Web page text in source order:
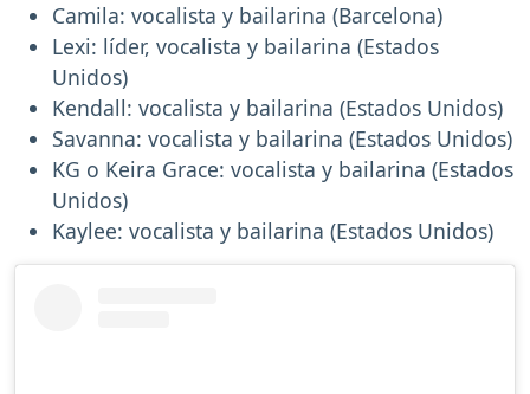
Camila: vocalista y bailarina (Barcelona)
Lexi: líder, vocalista y bailarina (Estados
Unidos)
Kendall: vocalista y bailarina (Estados Unidos)
Savanna: vocalista y bailarina (Estados Unidos)
KG o Keira Grace: vocalista y bailarina (Estados
Unidos)
Kaylee: vocalista y bailarina (Estados Unidos)